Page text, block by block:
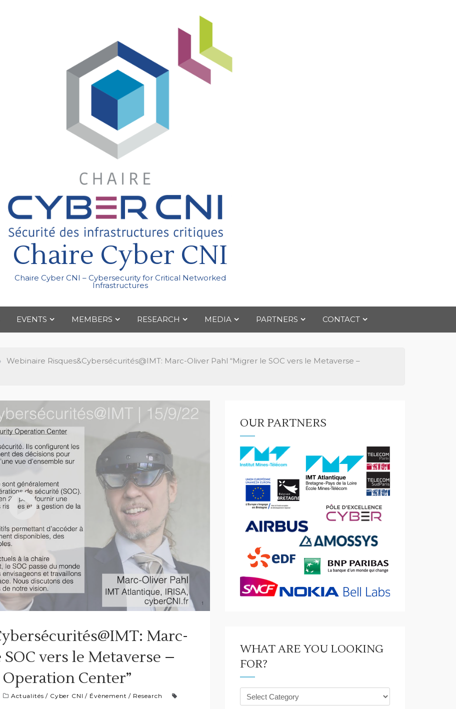
Chaire Cyber CNI
Chaire Cyber CNI – Cybersecurity for Critical Networked
Infrastructures
EVENTS MEMBERS RESEARCH MEDIA PARTNERS CONTACT
Webinaire Risques&Cybersécurités@IMT: Marc-Oliver Pahl “Migrer le SOC vers le Metaverse –
Marc-
vers le Metaverse –
Center”
Actualités / Cyber CNI / Évènement / Research
OUR PARTNERS
WHAT ARE YOU LOOKING
FOR?
What
are